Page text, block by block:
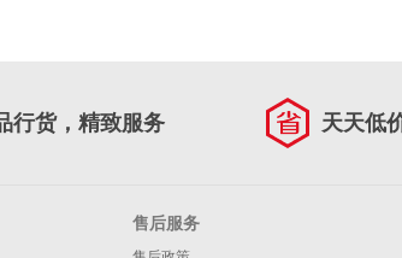
行货，精致服务 天天低
售后服务